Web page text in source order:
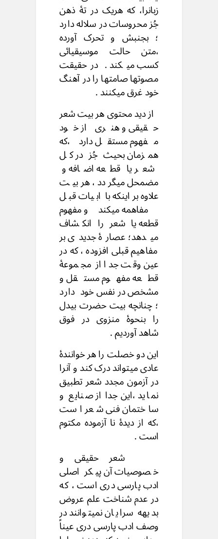
زبانرا، که هریک در تهٔ ذهن
جُز محروسات در سلاله دارد
؛ بجنبش و تحرک آورده
،متن حالت موسیقیائی
کسب میکند . درحقیقت
مصوتها صامتها را در آهنگ
خود غرق میکنند .
از دید محتوی هر بیت شعر
حقیقی و هنری از خود
مفهوم مستقل دارد ،که
همزمان بحیث جُز در کل
شعر یا قطعه اضافه و
مضمحل میگردد ، هربیت
علاوه براینکه با ابیات قبل
مفاهمه میکندو مفهوم
قطعه یا شعر را انکشاف
میدهد؛ عصارهٔ جدیدی بر
مفاهیم قبلی افزوده ، که در
عین وقت جدا از مجموعهٔ
قطعه مفهوم مستقل و
مشخص در نفس خود دارد
؛ چنانچه بیت حضرت بیدل
را بنحوهٔ منزوی در فوق
شاهد آوردیم .
این دو خصلت را هر خوانندهٔ
عادی میتواند درک کند و آنرا
در آزمون مجدد شعر تطبیق
نماید ،این جدا از صنایع و
ساختمان فنی شعر است
،که از دیدهٔ نا آزموده مکتوم
است .
شعر حقیقی و
خصوصیات آن پیکر اصلی
ادب پارسی دری است ، که
در عدم شناخت علم عروض
بدیهه سرایان نمیتوانند در
وصف ادب پارسی دری عیناً